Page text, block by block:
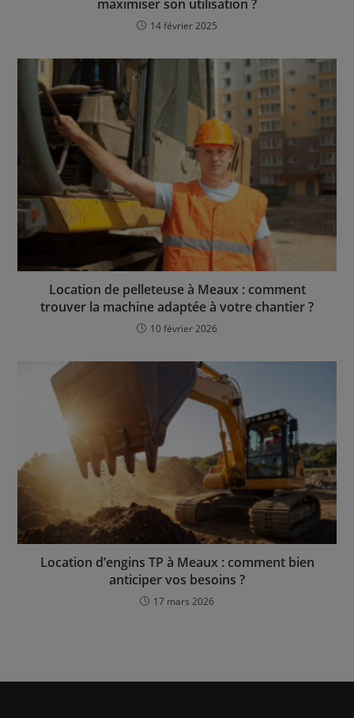
maximiser son utilisation ?
14 février 2025
Location de pelleteuse à Meaux : comment
trouver la machine adaptée à votre chantier ?
10 février 2026
Location d’engins TP à Meaux : comment bien
anticiper vos besoins ?
17 mars 2026